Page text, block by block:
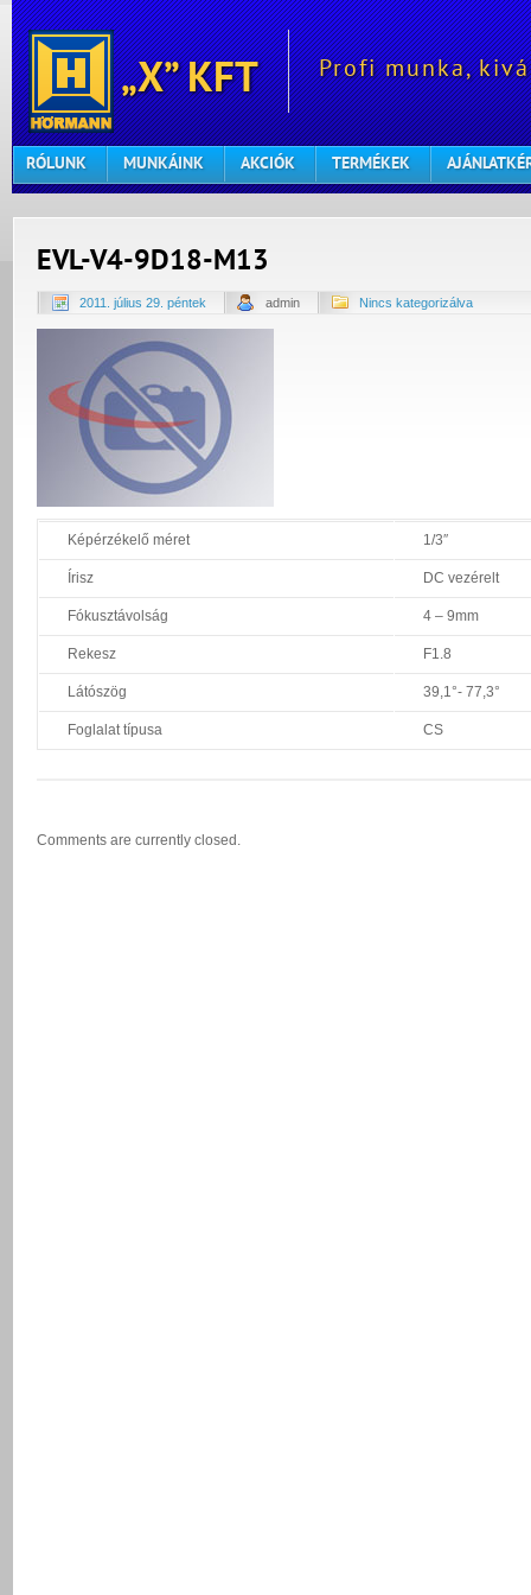
„X” KFT Profi munka,
RÓLUNK MUNKÁINK AKCIÓK TERMÉKEK
EVL-V4-9D18-M13
2011. július 29. péntek admin Nincs kategorizálva
Képérzékelő méret 1/3″
Írisz DC vezérelt
Fókusztávolság 4 – 9mm
Rekesz F1.8
Látószög 39,1°- 77,3°
Foglalat típusa CS
Comments are currently closed.